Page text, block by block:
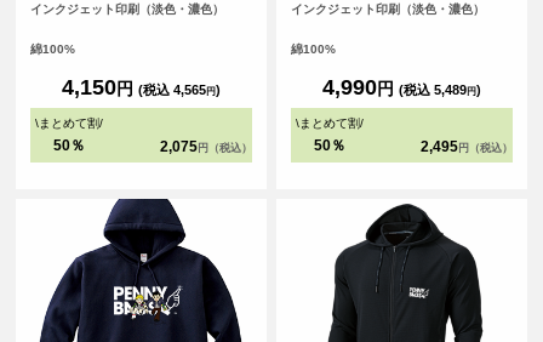
いなしのアイテムです。
インクジェット印刷（淡色・濃色）
綿100%
4,150円 (税込 4,565円)
\まとめて割/
50％ 2,075 円（税込）
インクジェット印刷（淡色・濃色）
綿100%
4,990円 (税込 5,489円)
\まとめて割/
50％ 2,495 円（税込）